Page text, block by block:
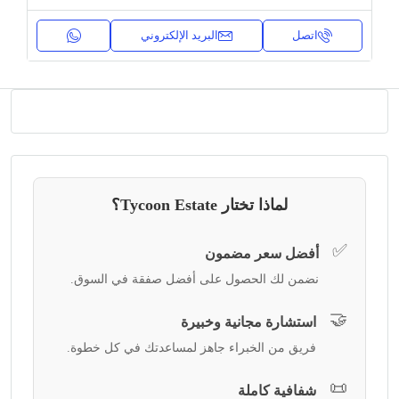
اتصل البريد الإلكتروني
لماذا تختار Tycoon Estate؟
✅ أفضل سعر مضمون
نضمن لك الحصول على أفضل صفقة في السوق.
🤝 استشارة مجانية وخبيرة
فريق من الخبراء جاهز لمساعدتك في كل خطوة.
📜 شفافية كاملة